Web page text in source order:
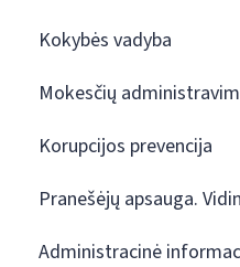
Kokybės vadyba
Mokesčių
Korupcijos prevencija
Pranešėjų apsauga.
Administracinė